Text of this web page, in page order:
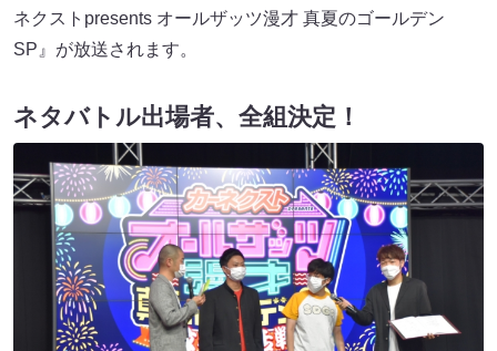
ネクストpresents オールザッツ漫才 真夏のゴールデン
SP』が放送されます。
ネタバトル出場者、全組決定！